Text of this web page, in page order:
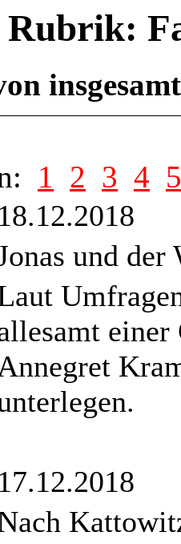
Rubrik:
1 2 3 4 5
18.12.2018
und der
17.12.2018